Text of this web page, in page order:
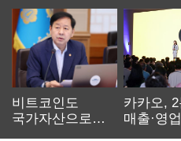
비트코인도
국가자산으로…'
카카오, 2
매출·영